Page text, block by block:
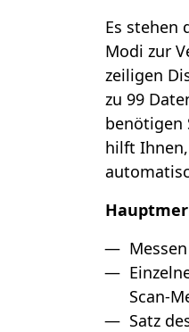
Es stehen
Modi zur
zeiligen
zu 99
benötigen
hilft
Scan-
Satz